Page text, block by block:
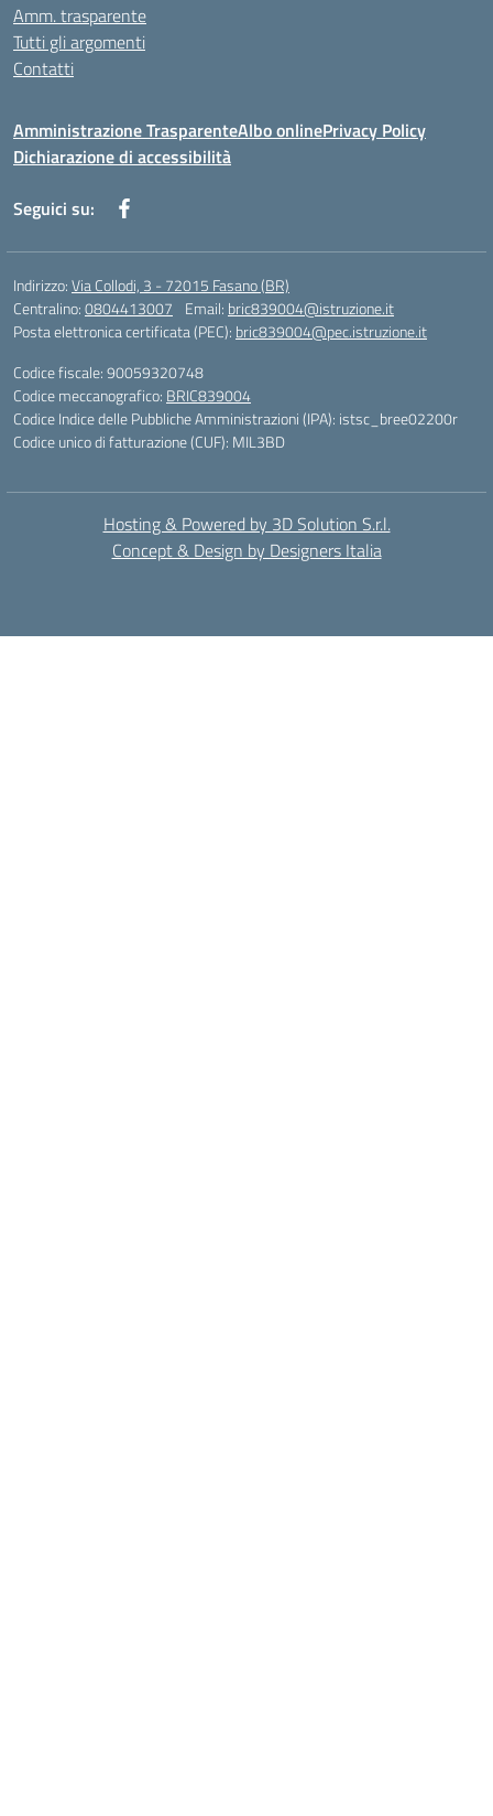
Amm. trasparente
Tutti gli argomenti
Contatti
Amministrazione TrasparenteAlbo onlinePrivacy Policy
Dichiarazione di accessibilità
Seguici su:
Indirizzo:Via Collodi, 3 - 72015 Fasano (BR)
Centralino:0804413007 Email: bric839004@istruzione.it
Posta elettronica certificata (PEC): bric839004@pec.istruzione.it
Codice fiscale: 90059320748
Codice meccanografico: BRIC839004
Codice Indice delle Pubbliche Amministrazioni (IPA): istsc_bree02200r
Codice unico di fatturazione (CUF): MIL3BD
Hosting & Powered by 3D Solution S.r.l.
Concept & Design by Designers Italia